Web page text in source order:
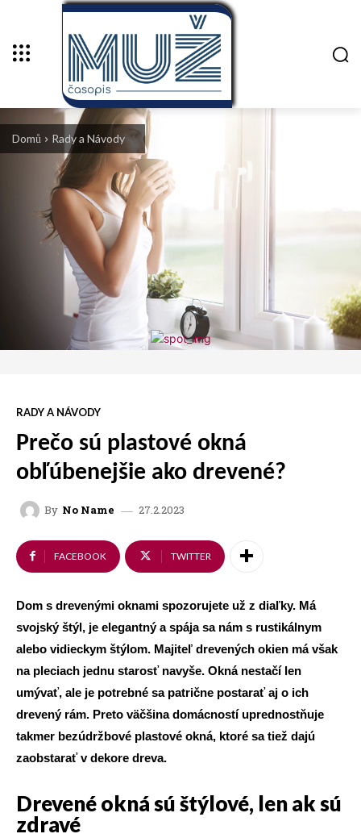
Domů Rady a Návody
RADY A NÁVODY
Prečo sú plastové okná
obľúbenejšie ako drevené?
By No Name 27.2.2023
FACEBOOK TWITTER
Dom s drevenými oknami spozorujete už z diaľky. Má
svojský štýl, je elegantný a spája sa nám s rustikálnym
alebo vidieckym štýlom. Majiteľ drevených okien má však
na pleciach jednu starosť navyše. Okná nestačí len
umývať, ale je potrebné sa patrične postarať aj o ich
drevený rám. Preto väčšina domácností uprednostňuje
takmer bezúdržbové plastové okná, ktoré sa tiež dajú
zaobstarať v dekore dreva.
Drevené okná sú štýlové, len ak sú
zdravé